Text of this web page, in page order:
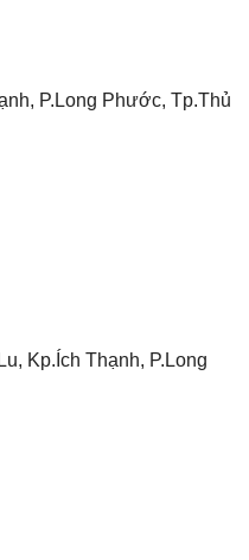
P.Long Phước, Tp.Thủ
Kp.Ích Thạnh, P.Long